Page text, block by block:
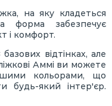
на яку кладеться
форма забезпечує
і комфорт.
відтінках, але
Аммі ви можете
кольорами, що
будь-який інтер'єр.